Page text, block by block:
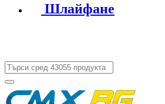
Шлайфане